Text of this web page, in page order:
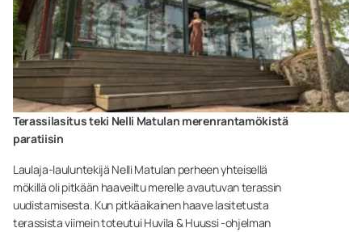
Terassilasitus teki Nelli Matulan merenrantamökistä
paratiisin
Laulaja-lauluntekijä Nelli Matulan perheen yhteisellä
mökillä oli pitkään haaveiltu merelle avautuvan terassin
uudistamisesta. Kun pitkäaikainen haave lasitetusta
terassista viimein toteutui Huvila & Huussi -ohjelman